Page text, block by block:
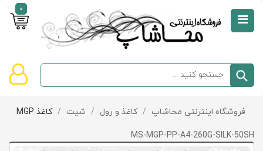
0
صفحه
دسته‌بندی
سبد
خالی
است
فروشگاه اینترنتی محاشاپ / کاغذ و رول / شیت / کاغذ MGP
MS-MGP-PP-A4-260G-SILK-50SH